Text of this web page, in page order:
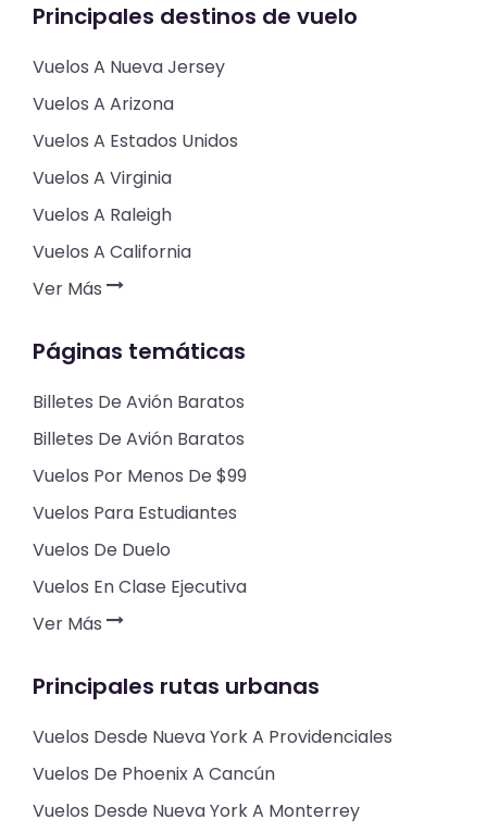
Principales destinos de vuelo
Vuelos A Nueva Jersey
Vuelos A Arizona
Vuelos A Estados Unidos
Vuelos A Virginia
Vuelos A Raleigh
Vuelos A California
Ver Más
Páginas temáticas
Billetes De Avión Baratos
Billetes De Avión Baratos
Vuelos Por Menos De $99
Vuelos Para Estudiantes
Vuelos De Duelo
Vuelos En Clase Ejecutiva
Ver Más
Principales rutas urbanas
Vuelos Desde Nueva York A Providenciales
Vuelos De Phoenix A Cancún
Vuelos Desde Nueva York A Monterrey